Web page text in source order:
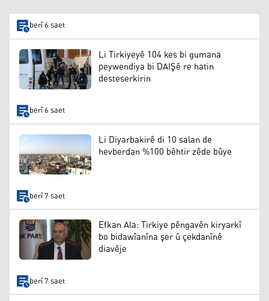
berî 6 saet
Li Tirkiyeyê 104 kes bi gumana
peywendiya bi DAIŞê re hatin
desteserkirin
berî 6 saet
Li Diyarbakirê di 10 salan de
hevberdan %100 bêhtir zêde bûye
berî 7 saet
Efkan Ala: Tirkiye pêngavên kiryarkî
bo bidawîanîna şer û çekdanînê
diavêje
berî 7 saet